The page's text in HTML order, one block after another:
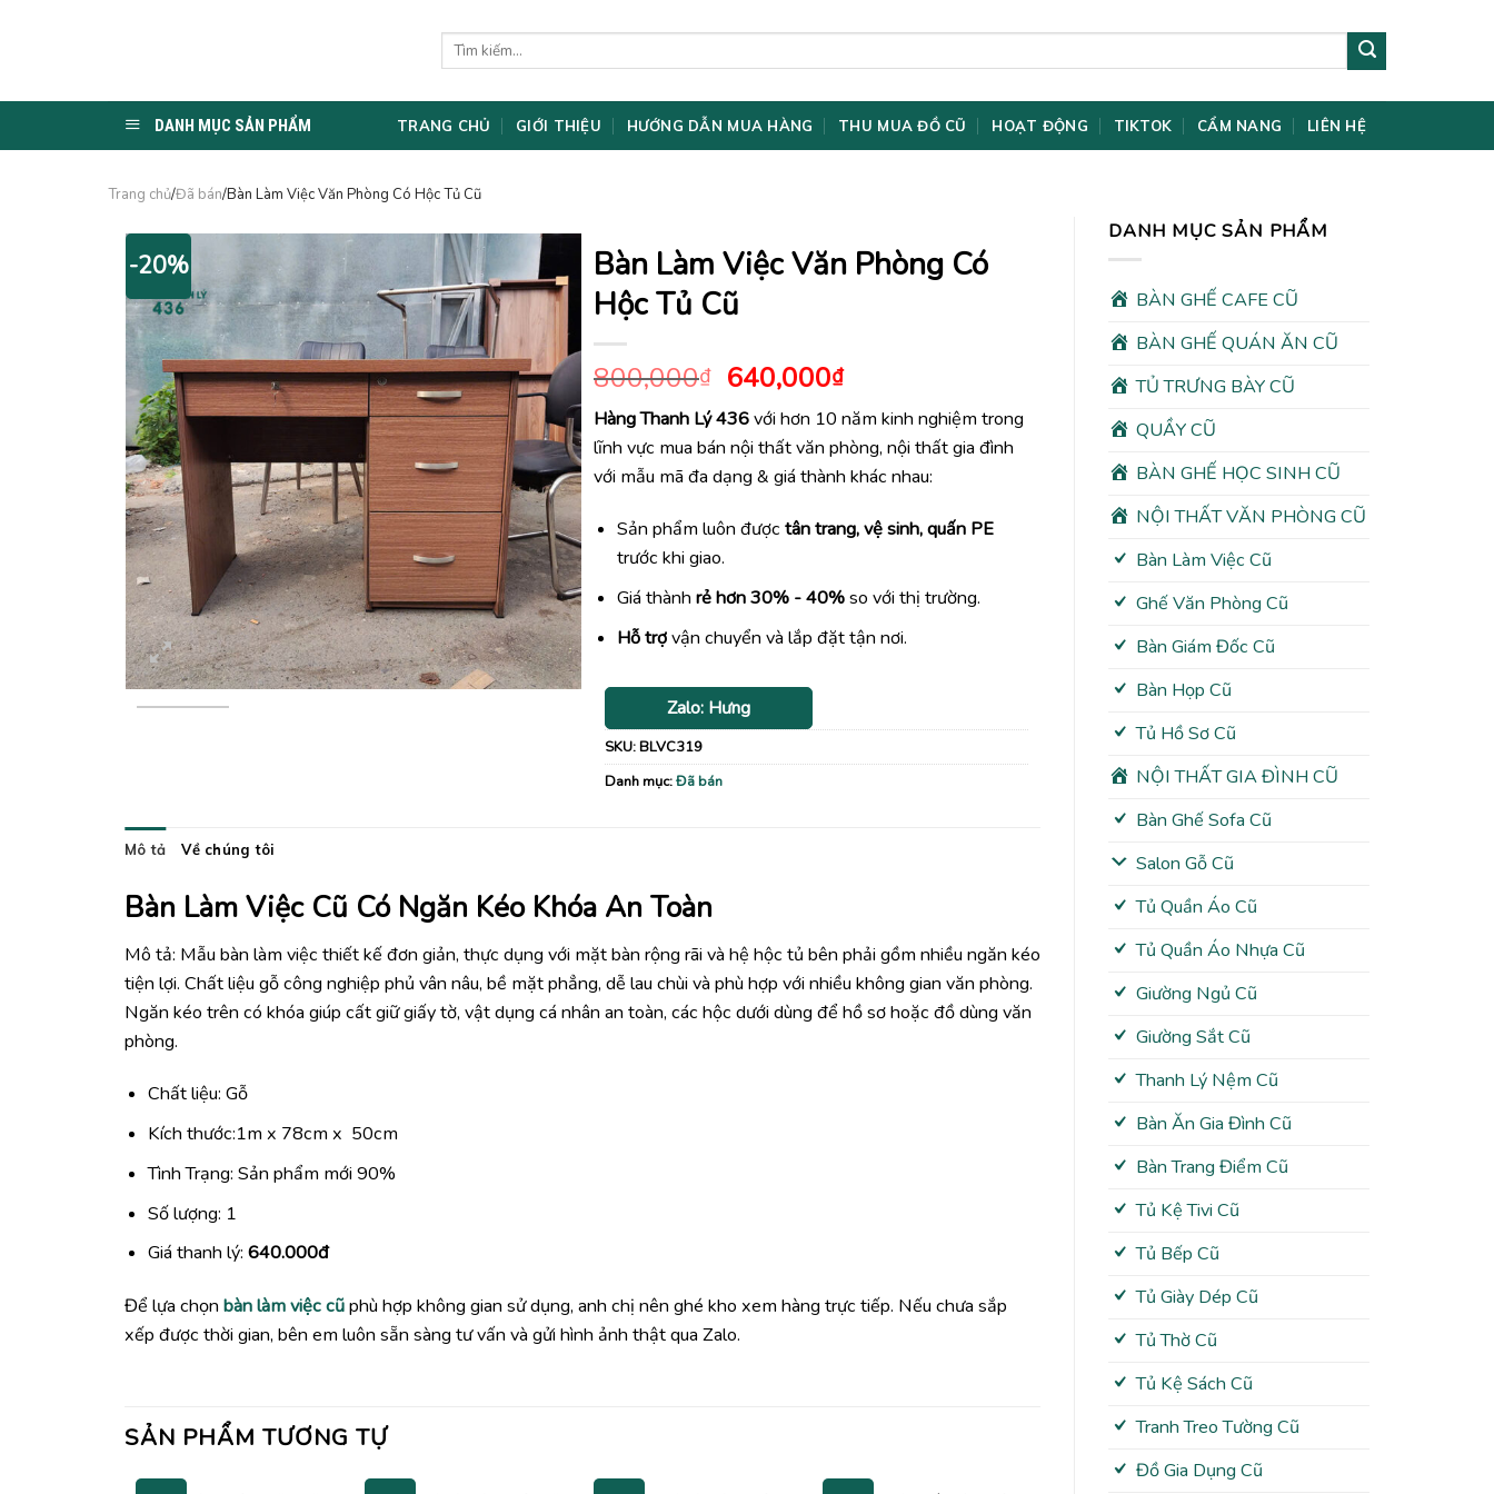
Tìm
DANH MỤC SẢN PHẨM TRANG CHỦ GIỚI THIỆU HƯỚNG DẪN MUA HÀNG THU MUA ĐỒ CŨ HOẠT ĐỘNG TIKTOK CẨM NANG LIÊN HỆ
Trang chủ/Đã bán/Bàn Làm Việc Văn Phòng Có Hộc Tủ Cũ
DANH MỤC SẢN PHẨM
BÀN GHẾ CAFE CŨ
BÀN GHẾ QUÁN ĂN CŨ
TỦ TRƯNG BÀY CŨ
QUẦY CŨ
BÀN GHẾ HỌC SINH CŨ
NỘI THẤT VĂN PHÒNG CŨ
Bàn Làm Việc Cũ
Ghế Văn Phòng Cũ
Bàn Giám Đốc Cũ
Bàn Họp Cũ
Tủ Hồ Sơ Cũ
NỘI THẤT GIA ĐÌNH CŨ
Bàn Ghế Sofa Cũ
Salon Gỗ Cũ
Tủ Quần Áo Cũ
Tủ Quần Áo Nhựa Cũ
Giường Ngủ Cũ
Giường Sắt Cũ
Thanh Lý Nệm Cũ
Bàn Ăn Gia Đình Cũ
Bàn Trang Điểm Cũ
Tủ Kệ Tivi Cũ
Tủ Bếp Cũ
Tủ Giày Dép Cũ
Tủ Thờ Cũ
Tủ Kệ Sách Cũ
Tranh Treo Tường Cũ
Đồ Gia Dụng Cũ
-20%
Bàn Làm Việc Văn Phòng Có
Hộc Tủ Cũ
800,000₫ Giá
gốc
là:
800,000₫.
640,000₫Giá
hiện
tại
là:
640,000₫.
Hàng Thanh Lý 436với hơn 10 năm kinh nghiệm trong
lĩnh vực mua bán nội thất văn phòng, nội thất gia đình
với mẫu mã đa dạng & giá thành khác nhau:
Sản phẩm luôn đượctân trang, vệ sinh, quấn PE
trước khi giao.
Giá thànhrẻ hơn 30% - 40%so với thị trường.
Hỗ trợvận chuyển và lắp đặt tận nơi.
Zalo: Hưng
SKU:BLVC319
Danh mục:Đã bán
Mô tả Về chúng tôi
Bàn Làm Việc Cũ Có Ngăn Kéo Khóa An Toàn
Mô tả: Mẫu bàn làm việc thiết kế đơn giản, thực dụng với mặt bàn rộng rãi và hệ hộc tủ bên phải gồm nhiều ngăn kéo
tiện lợi. Chất liệu gỗ công nghiệp phủ vân nâu, bề mặt phẳng, dễ lau chùi và phù hợp với nhiều không gian văn phòng.
Ngăn kéo trên có khóa giúp cất giữ giấy tờ, vật dụng cá nhân an toàn, các hộc dưới dùng để hồ sơ hoặc đồ dùng văn
phòng.
Chất liệu: Gỗ
Kích thước:1m x 78cm x 50cm
Tình Trạng: Sản phẩm mới 90%
Số lượng: 1
Giá thanh lý:640.000đ
Để lựa chọn bàn làm việc cũphù hợp không gian sử dụng, anh chị nên ghé kho xem hàng trực tiếp. Nếu chưa sắp
xếp được thời gian, bên em luôn sẵn sàng tư vấn và gửi hình ảnh thật qua Zalo.
SẢN PHẨM TƯƠNG TỰ